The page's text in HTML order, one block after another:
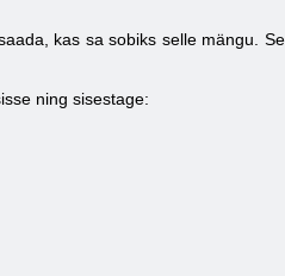
kas sa sobiks selle mängu.
ning sisestage: